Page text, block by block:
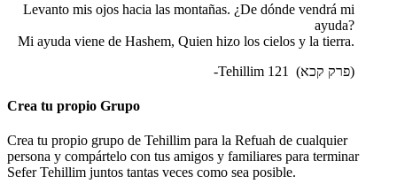
Levanto mis ojos hacia las montañas. ¿De dónde vendrá mi
ayuda?
Mi ayuda viene de Hashem, Quien hizo los cielos y la tierra.
-Tehillim 121
(פרק קכא)
Crea tu propio Grupo
Crea tu propio grupo de Tehillim para la Refuah de cualquier
persona y compártelo con tus amigos y familiares para terminar
Sefer Tehillim juntos tantas veces como sea posible.